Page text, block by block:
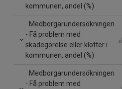
kommunen, andel (%)
Medborgarundersökningen
- Få problem med
skadegörelse eller klotter i
kommunen, andel (%)
Medborgarundersökningen
- Få problem med